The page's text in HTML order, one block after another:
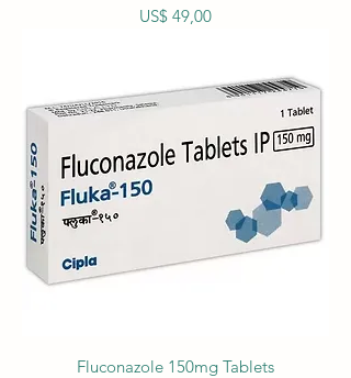
Prijs
US$ 49,00
Fluconazole 150mg Tablets